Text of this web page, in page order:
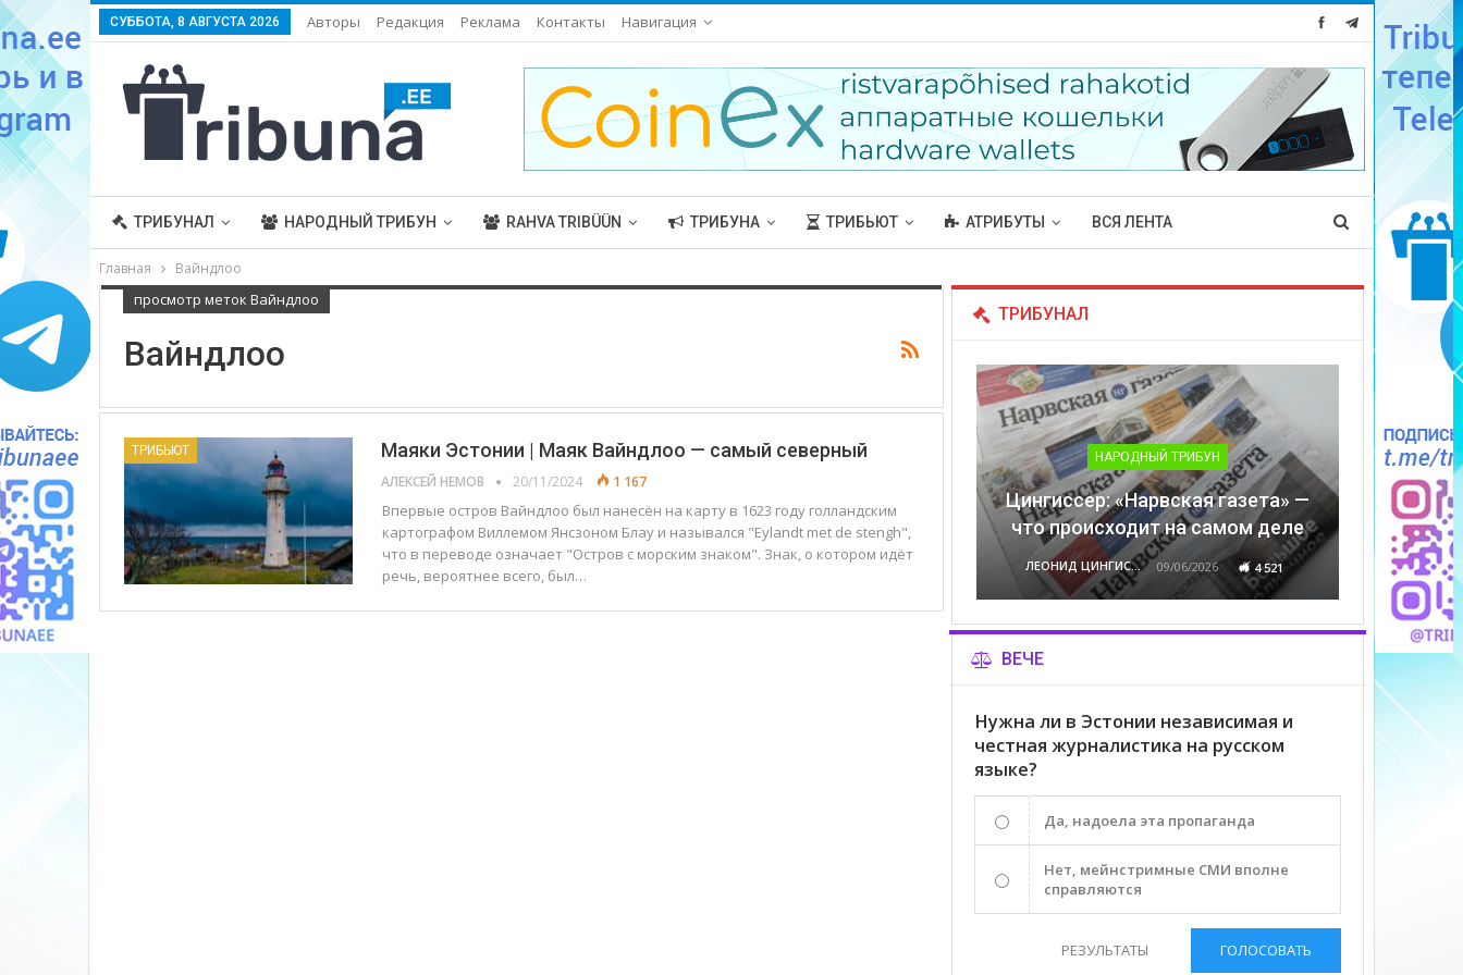
СУББОТА, 8 АВГУСТА 2026 Авторы Редакция Реклама Контакты Навигация
ТРИБУНАЛ НАРОДНЫЙ ТРИБУН RAHVA TRIBÜÜN ТРИБУНА ТРИБЬЮТ АТРИБУТЫ ВСЯ ЛЕНТА
Главная Вайндлоо
просмотр меток Вайндлоо
Вайндлоо
ТРИБЬЮТ Маяки Эстонии | Маяк Вайндлоо — самый северный
АЛЕКСЕЙ НЕМОВ 20/11/2024 1 167
Впервые остров Вайндлоо был нанесён на карту в 1623 году голландским
картографом Виллемом Янсзоном Блау и назывался "Eylandt met de stengh",
что в переводе означает "Остров с морским знаком". Знак, о котором идёт
речь, вероятнее всего, был…
ТРИБУНАЛ
НАРОДНЫЙ ТРИБУН
Цингиссер: «Нарвская газета» —
что происходит на самом деле
ЛЕОНИД ЦИНГИССЕР 09/06/2026 4 521
ВЕЧЕ
Нужна ли в Эстонии независимая и
честная журналистика на русском
языке?
Да, надоела эта пропаганда
Нет, мейнстримные СМИ вполне
справляются
РЕЗУЛЬТАТЫ ГОЛОСОВАТЬ